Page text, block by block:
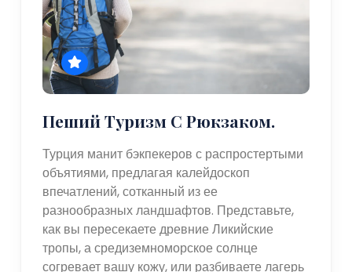
Пеший Туризм С Рюкзаком.
Турция манит бэкпекеров с распростертыми
объятиями, предлагая калейдоскоп
впечатлений, сотканный из ее
разнообразных ландшафтов. Представьте,
как вы пересекаете древние Ликийские
тропы, а средиземноморское солнце
согревает вашу кожу, или разбиваете лагерь